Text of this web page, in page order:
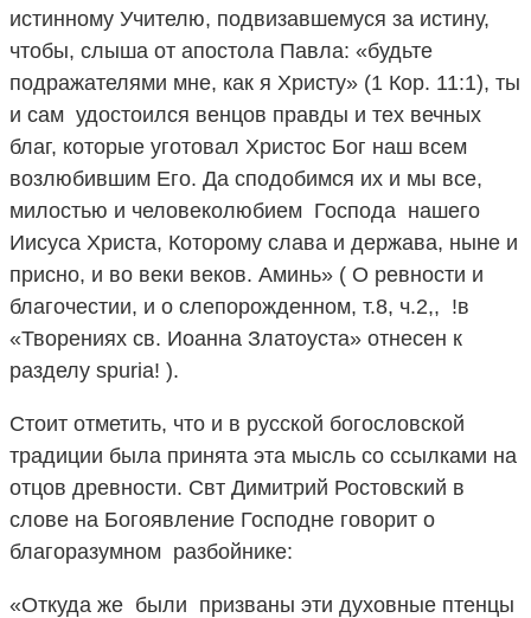
истинному Учителю, подвизавшемуся за истину,
чтобы, слыша от апостола Павла: «будьте
подражателями мне, как я Христу» (1 Кор. 11:1), ты
и сам удостоился венцов правды и тех вечных
благ, которые уготовал Христос Бог наш всем
возлюбившим Его. Да сподобимся их и мы все,
милостью и человеколюбием Господа нашего
Иисуса Христа, Которому слава и держава, ныне и
присно, и во веки веков. Аминь» ( О ревности и
благочестии, и о слепорожденном, т.8, ч.2,, !в
«Творениях св. Иоанна Златоуста» отнесен к
разделу spuria! ).
Стоит отметить, что и в русской богословской
традиции была принята эта мысль со ссылками на
отцов древности. Свт Димитрий Ростовский в
слове на Богоявление Господне говорит о
благоразумном разбойнике:
«Откуда же были призваны эти духовные птенцы